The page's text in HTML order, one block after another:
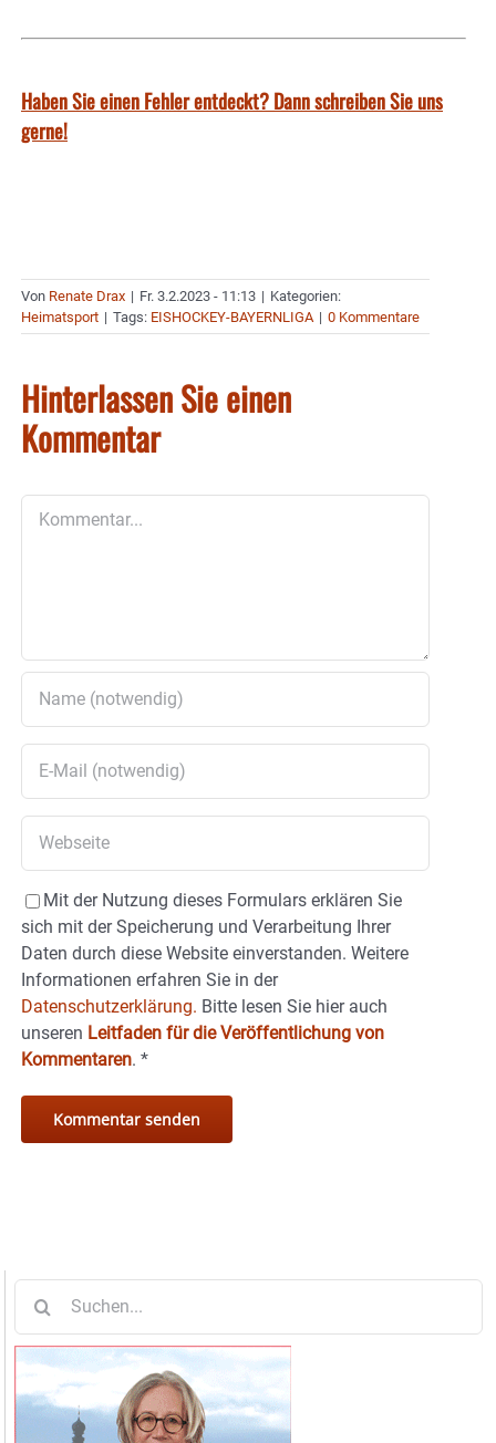
Haben Sie einen Fehler entdeckt? Dann schreiben Sie uns
gerne!
Von Renate Drax | Fr. 3.2.2023 - 11:13 | Kategorien:
Heimatsport | Tags: EISHOCKEY-BAYERNLIGA | 0 Kommentare
Hinterlassen Sie einen
Kommentar
Mit der Nutzung dieses Formulars erklären Sie
sich mit der Speicherung und Verarbeitung Ihrer
Daten durch diese Website einverstanden. Weitere
Informationen erfahren Sie in der
Datenschutzerklärung. Bitte lesen Sie hier auch
unseren Leitfaden für die Veröffentlichung von
Kommentaren. *
nach: